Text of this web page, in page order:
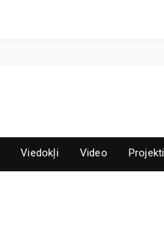
Viedokļi Video Projekti